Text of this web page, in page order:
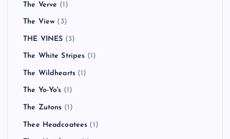
The Verve (1)
The View (3)
THE VINES (3)
The White Stripes (1)
The Wildhearts (1)
The Yo-Yo's (1)
The Zutons (1)
Thee Headcoatees (1)